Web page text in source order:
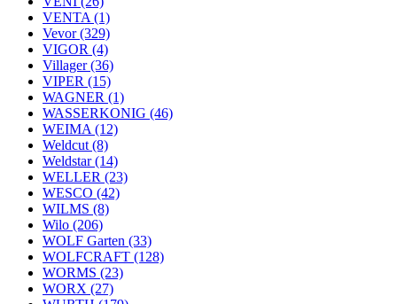
VENTA (1)
Vevor(329)
VIGOR (4)
Villager(36)
VIPER (15)
WAGNER (1)
WASSERKONIG (46)
WEIMA (12)
Weldcut (8)
Weldstar(14)
WELLER (23)
WESCO (42)
WILMS (8)
Wilo (206)
WOLF Garten (33)
WOLFCRAFT (128)
WORMS (23)
WORX (27)